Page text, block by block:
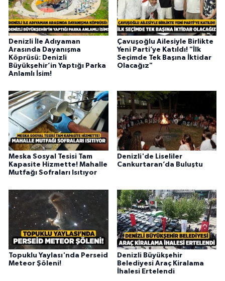
Denizli İle Adıyaman
Arasında Dayanışma
Köprüsü: Denizli
Büyükşehir’in Yaptığı Parka
Anlamlı İsim!
Çavuşoğlu Ailesiyle Birlikte
Yeni Parti’ye Katıldı! "İlk
Seçimde Tek Başına İktidar
Olacağız"
Meska Sosyal Tesisi Tam
Kapasite Hizmette! Mahalle
Mutfağı Sofraları Isıtıyor
Denizli'de Liseliler
Cankurtaran’da Buluştu
Topuklu Yaylası'nda Perseid
Meteor Şöleni!
Denizli Büyükşehir
Belediyesi Araç Kiralama
İhalesi Ertelendi